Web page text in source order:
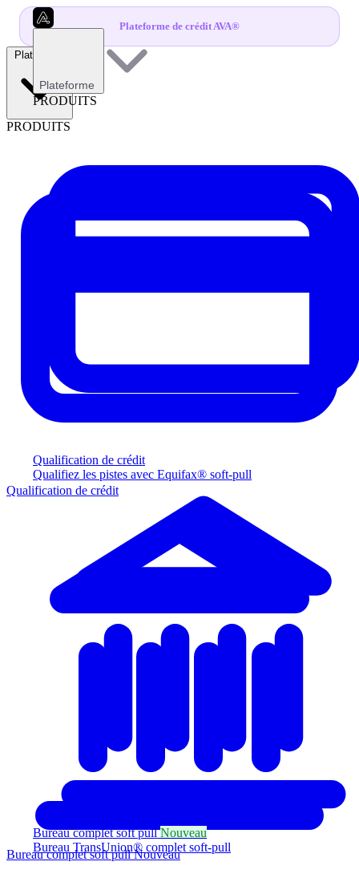
Plateforme de crédit AVA®
Plateforme
PRODUITS
Qualification de crédit
Qualifiez les pistes avec Equifax® soft-pull
Bureau complet soft pullNouveau
Bureau TransUnion® complet soft-pull
Plateforme
PRODUITS
Qualification de crédit
Bureau complet soft pullNouveau